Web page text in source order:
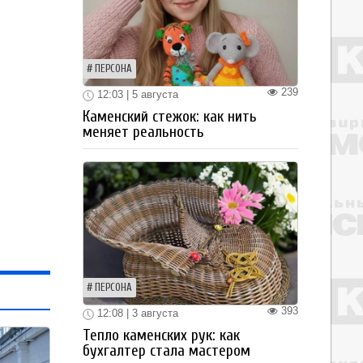
ПЕРСОНА
239
12:03 | 5 августа
Каменский стежок: как нить
меняет реальность
ПЕРСОНА
393
12:08 | 3 августа
Тепло каменских рук: как
бухгалтер стала мастером